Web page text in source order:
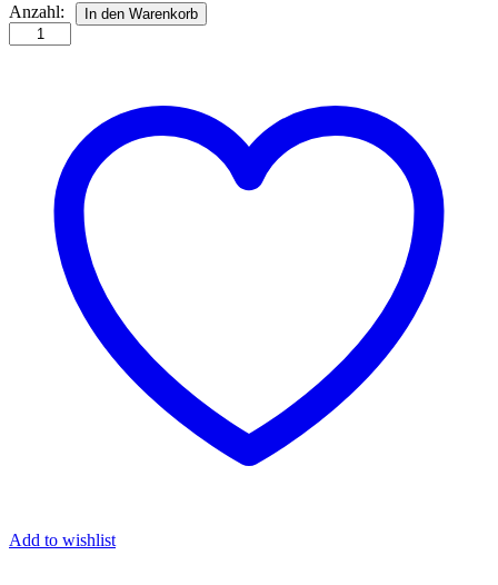
Laserstanzteil
Wald-
dunkelgrün
Anzahl: In den Warenkorb
Add to wishlist